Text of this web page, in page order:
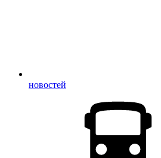
новостей